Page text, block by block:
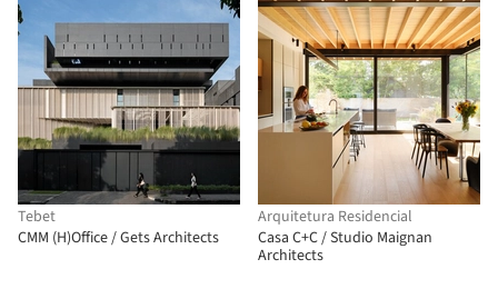
Tebet
CMM (H)Office / Gets Architects
Arquitetura Residencial
Casa C+C / Studio Maignan
Architects